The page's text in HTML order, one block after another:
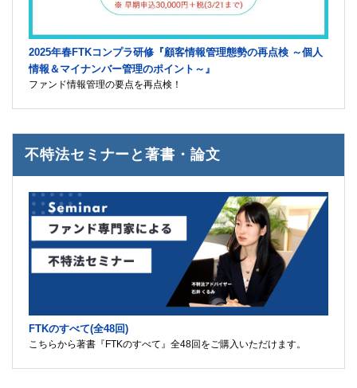
2025年春FTKコンプラ研修『顧客情報管理態勢の再点検 ～個人
情報＆マイナンバー管理のポイント～』
ファンド情報管理の要点を再点検！
不特法セミナーと著書・論文
FTKのすべて(全48回)
こちらから著書『FTKのすべて』全48回をご購入いただけます。